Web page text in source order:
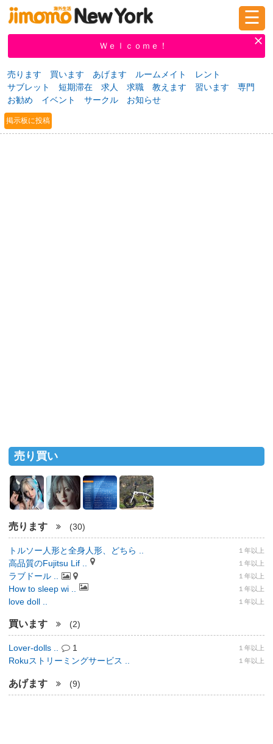
新規登録
掲示板 教えて！
☰
Ｗｅｌｃｏｍｅ！
売ります 買います あげます ルームメイト
レント
サブレット
短期滞在 求人 求職 教えます 習います
専門
お勧め
イベント サークル お知らせ
掲示板に投稿
売り買い
売ります (30)
トルソー人形と全身人形、どちら .. １年以上
高品質のFujitsu Lif .. １年以上
ラブドール .. １年以上
How to sleep wi .. １年以上
love doll .. １年以上
買います (2)
Lover-dolls .. 1 １年以上
Rokuストリーミングサービス .. １年以上
あげます (9)